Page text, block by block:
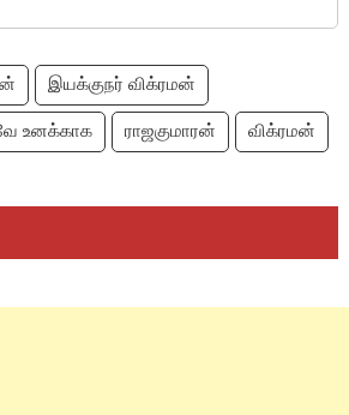
இயக்குநர் விக்ரமன்
உனக்காக ராஜகுமாரன் விக்ரமன்